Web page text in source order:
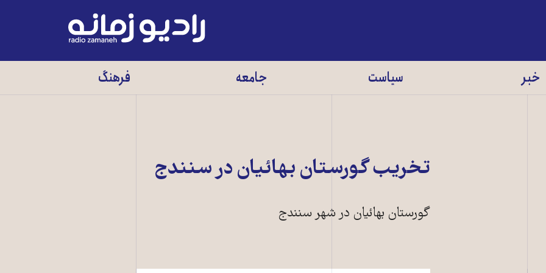
رادیو
زمانه
خبر سیاست جامعه فرهنگ
تخريب گورستان بهائيان در سنندج
گورستان بهائيان در شهر سنندج